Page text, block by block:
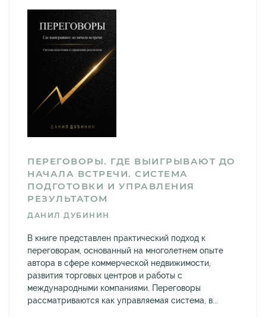
ПЕРЕГОВОРЫ. ГДЕ ВЫИГРЫВАЮТ ДО
НАЧАЛА ВСТРЕЧИ. СИСТЕМА
ПОДГОТОВКИ И УПРАВЛЕНИЯ
РЕЗУЛЬТАТОМ
ДАНИЛ ДУБИНИН
В книге представлен практический подход к
переговорам, основанный на многолетнем опыте
автора в сфере коммерческой недвижимости,
развития торговых центров и работы с
международными компаниями. Переговоры
рассматриваются как управляемая система, в...